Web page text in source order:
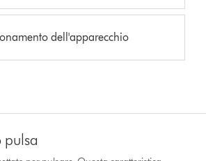
dell'apparecchio
pulsa